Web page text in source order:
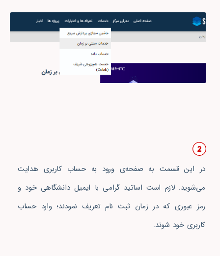
در این قسمت به صفحه‌ی ورود به حساب کاربری هدایت
می‌شوید. لازم است اساتید گرامی با ایمیل دانشگاهی خود و
رمز عبوری که در زمان ثبت نام تعریف نمودند؛ وارد حساب
کاربری خود شوند.